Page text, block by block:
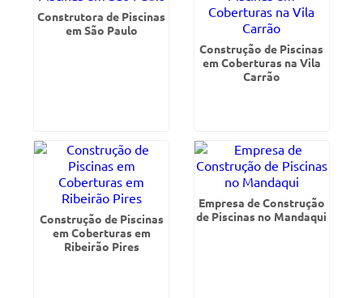
Construtora de Piscinas
em São Paulo
Construção de Piscinas
em Coberturas na Vila
Carrão
Construção de Piscinas
em Coberturas em
Ribeirão Pires
Empresa de Construção
de Piscinas no Mandaqui